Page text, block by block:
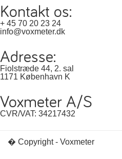
Kontakt os:
+ 45 70 20 23 24
info@voxmeter.dk
Adresse:
Fiolstræde 44, 2. sal
1171 København K
Voxmeter A/S
CVR/VAT: 34217432
� Copyright - Voxmeter